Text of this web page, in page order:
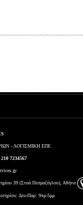
- ΛΟΓΙΣΜΙΚΗ ΕΠΕ
210 7234567
39 (Στοά Πεσμαζόγλου), Αθήνα
Δευ-Παρ: 9πμ-5μμ